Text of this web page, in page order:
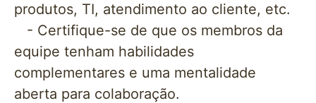
produtos, TI, atendimento ao cliente, etc.
- Certifique-se de que os membros da
equipe tenham habilidades
complementares e uma mentalidade
aberta para colaboração.